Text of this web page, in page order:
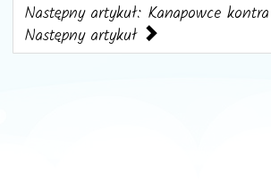
Następny artykuł: Kanapowce
Następny artykuł